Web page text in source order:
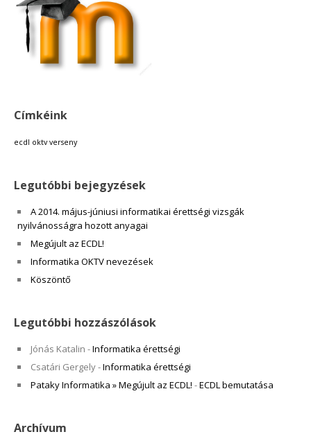
20:00
21:00
Címkéink
ecdl oktv verseny
Legutóbbi bejegyzések
A 2014. május-júniusi informatikai érettségi vizsgák
nyilvánosságra hozott anyagai
Megújult az ECDL!
Informatika OKTV nevezések
Köszöntő
Legutóbbi hozzászólások
Jónás Katalin -Informatika érettségi
Csatári Gergely-Informatika érettségi
Pataky Informatika » Megújult az ECDL! -ECDL bemutatása
Archívum